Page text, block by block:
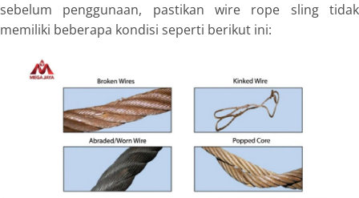
sebelum penggunaan, pastikan wire rope sling tidak
memiliki beberapa kondisi seperti berikut ini: